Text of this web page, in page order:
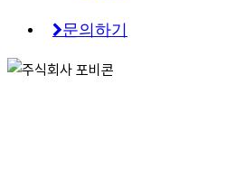
문의 하기